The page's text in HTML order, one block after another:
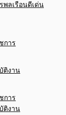
พลเรือนดีเด่น
การ
ติงาน
การ
ติงาน